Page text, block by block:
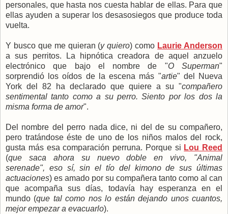
personales, que hasta nos cuesta hablar de ellas. Para que
ellas ayuden a superar los desasosiegos que produce toda
vuelta.
Y busco que me quieran (y quiero) como Laurie Anderson
a sus perritos. La hipnótica creadora de aquel anzuelo
electrónico que bajo el nombre de "O Superman"
sorprendió los oídos de la escena más "artie" del Nueva
York del 82 ha declarado que quiere a su "compañero
sentimental tanto como a su perro. Siento por los dos la
misma forma de amor".
Del nombre del perro nada dice, ni del de su compañero,
pero tratándose éste de uno de los niños malos del rock,
gusta más esa comparación perruna. Porque si Lou Reed
(que saca ahora su nuevo doble en vivo, "Animal
serenade", eso sí, sin el tío del kimono de sus últimas
actuaciones) es amado por su compañera tanto como al can
que acompaña sus días, todavía hay esperanza en el
mundo (que tal como nos lo están dejando unos cuantos,
mejor empezar a evacuarlo).